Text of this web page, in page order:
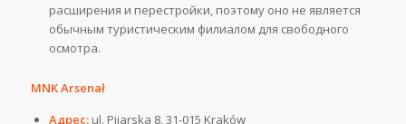
расширения и перестройки, поэтому оно не является
обычным туристическим филиалом для свободного
осмотра.
MNK Arsenał
Адрес:ul. Pijarska 8, 31-015 Kraków